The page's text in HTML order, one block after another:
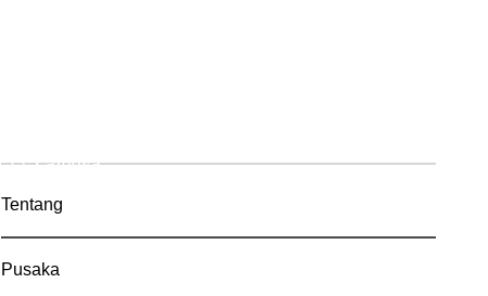
Lainnya
Tentang
Pusaka